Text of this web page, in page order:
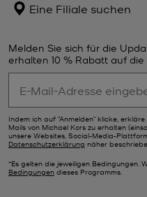
Eine Filiale suchen
Melden Sie sich für die
erhalten 10 % Rabatt auf
Indem ich auf "Anmelden" klicke,
Mails von Michael Kors zu erhalten
unsere Websites, Social-Media-
Datenschutzerklärung näher
*Es gelten die jeweiligen Bedingungen.
Bedingungen dieses Programms.